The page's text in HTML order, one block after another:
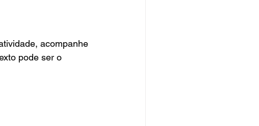
acompanhe
pode ser o